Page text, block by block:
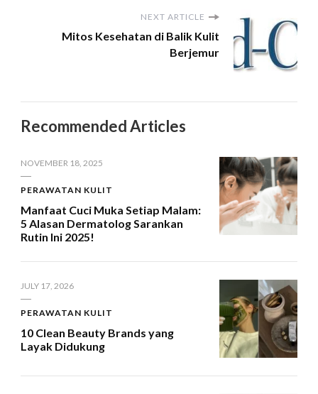
NEXT ARTICLE
Mitos Kesehatan di Balik Kulit
Berjemur
Recommended Articles
NOVEMBER 18, 2025
PERAWATAN KULIT
Manfaat Cuci Muka Setiap Malam:
5 Alasan Dermatolog Sarankan
Rutin Ini 2025!
JULY 17, 2026
PERAWATAN KULIT
10 Clean Beauty Brands yang
Layak Didukung